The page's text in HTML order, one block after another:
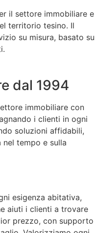
il settore immobiliare e
territorio tesino. Il
su misura, basato su
dal 1994
immobiliare con
i clienti in ogni
soluzioni affidabili,
nel tempo e sulla
esigenza abitativa,
aiuti i clienti a trovare
prezzo, con supporto